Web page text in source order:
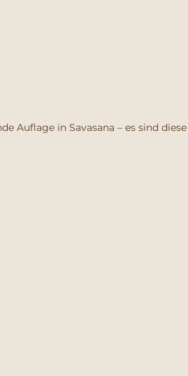
Auflage in Savasana – es sind diese